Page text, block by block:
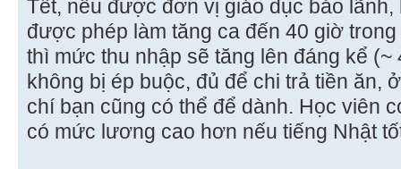
Tết, nếu được đơn vị giáo dục bảo
được phép làm tăng ca đến 40 giờ
thì mức thu nhập sẽ tăng lên đáng kể (~
không bị ép buộc, đủ để chi trả tiền ăn,
chí bạn cũng có thể để dành. Học viên
có mức lương cao hơn nếu tiếng Nhật